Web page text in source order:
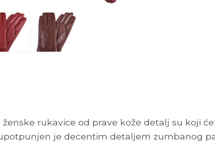
rukavice od prave kože detalj su koji
je decentim detaljem zumbanog